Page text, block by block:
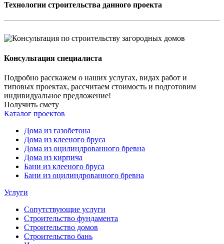
Технологии строительства данного проекта
Консультация специалиста
Подробно расскажем о наших услугах, видах работ и
типовых проектах, рассчитаем стоимость и подготовим
индивидуальное предложение!
Получить смету
Каталог проектов
Дома из газобетона
Дома из клееного бруса
Дома из оцилиндрованного бревна
Дома из кирпича
Бани из клееного бруса
Бани из оцилиндрованного бревна
Услуги
Сопутствующие услуги
Строительство фундамента
Строительство домов
Строительство бань